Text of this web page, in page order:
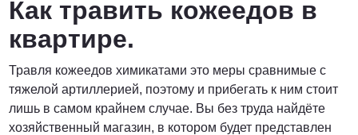
Как травить кожеедов в
квартире.
Травля кожеедов химикатами это меры сравнимые с
тяжелой артиллерией, поэтому и прибегать к ним стоит
лишь в самом крайнем случае. Вы без труда найдёте
хозяйственный магазин, в котором будет представлен